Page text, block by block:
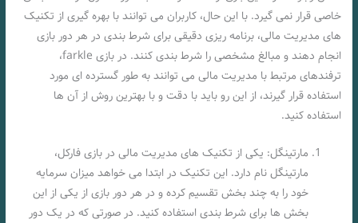
خاصی قرار نمی‌ گیرد. با این حال، کاربران می‌ توانند با بهره‌ گیری از تکنیک‌
های مدیریت مالی، برنامه‌ ریزی دقیقی برای شرط‌ بندی در هر دور بازی
انجام دهند و مبالغ مشخصی را شرط بندی کنند. در بازی farkle،
ترفندهای مرتبط با مدیریت مالی می‌ توانند به طور گسترده‌ ای مورد
استفاده قرار گیرند، از این رو باید با دقت و با بهترین روش از آن‌ ها
استفاده کنید.
مارتینگل: یکی از تکنیک‌ های مدیریت مالی در بازی فارکل،
مارتینگل نام دارد. این تکنیک در ابتدا می‌ خواهد میزان سرمایه
خود را به چند بخش تقسیم کرده و در هر دور بازی از یکی از این
بخش‌ ها برای شرط‌ بندی استفاده کنید. در صورتی که در یک دور